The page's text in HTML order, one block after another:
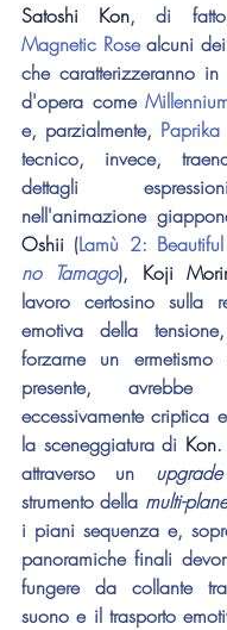
Satoshi Kon
Magnetic Rose alcuni dei
che caratterizzeranno
d'opera come
e, parzialmente, Paprika
tecnico, invece,
dettagli
nell'animazione
Oshii (Lamù 2: Beautiful
no Tamago), Koji
lavoro certosino sulla
emotiva della
forzarne un
presente, avrebbe
eccessivamente criptica
la sceneggiatura di Kon
attraverso un
strumento della multi-
i piani sequenza e,
panoramiche finali
fungere da collante
suono e il trasporto